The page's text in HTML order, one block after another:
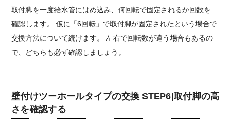
取付脚を一度給水管にはめ込み、何回転で固定されるか回数を
確認します。 仮に「6回転」で取付脚が固定されたという場合で
交換方法について続けます。 左右で回転数が違う場合もあるの
で、どちらも必ず確認しましょう。
壁付けツーホールタイプの交換 STEP6|取付脚の高
さを確認する